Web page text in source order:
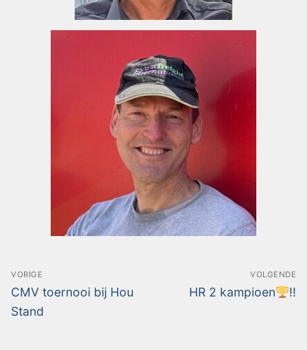
VORIGE
CMV toernooi bij Hou
Stand
VOLGENDE
HR 2 kampioen !!